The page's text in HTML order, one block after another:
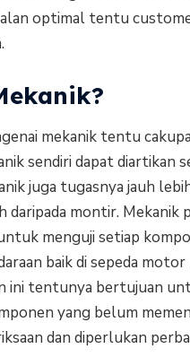
optimal tentu
mekanik tentu
sendiri dapat diartikan
juga tugasnya jauh
daripada montir. Mekanik
menguji setiap
baik di sepeda
ini tentunya bertujuan
yang belum
dan diperlukan